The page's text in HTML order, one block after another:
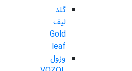
گلد
لیف
Gold
leaf
وزول